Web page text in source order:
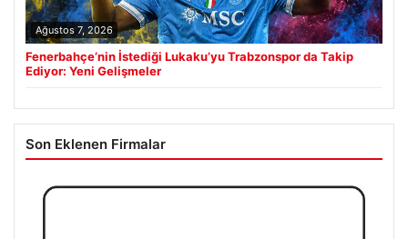
Ağustos 7, 2026
Fenerbahçe’nin İstediği Lukaku’yu Trabzonspor da Takip
Ediyor: Yeni Gelişmeler
Son Eklenen Firmalar